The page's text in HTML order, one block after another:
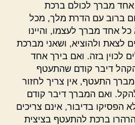
מברך לכולם ברכת
ברוב עם הדרת מלך, מכל
אחד מברך לעצמו, והיינו
לצאת ולהוציא, ושאני מברכת
לכוין בזה. ואם בירך אחד
דיבר קודם שהתעטף
התעטף, אין צריך לחזור
ואם המברך דיבר קודם
הפסיקו בדיבור, אינם צריכים
ברכת להתעטף בציצית